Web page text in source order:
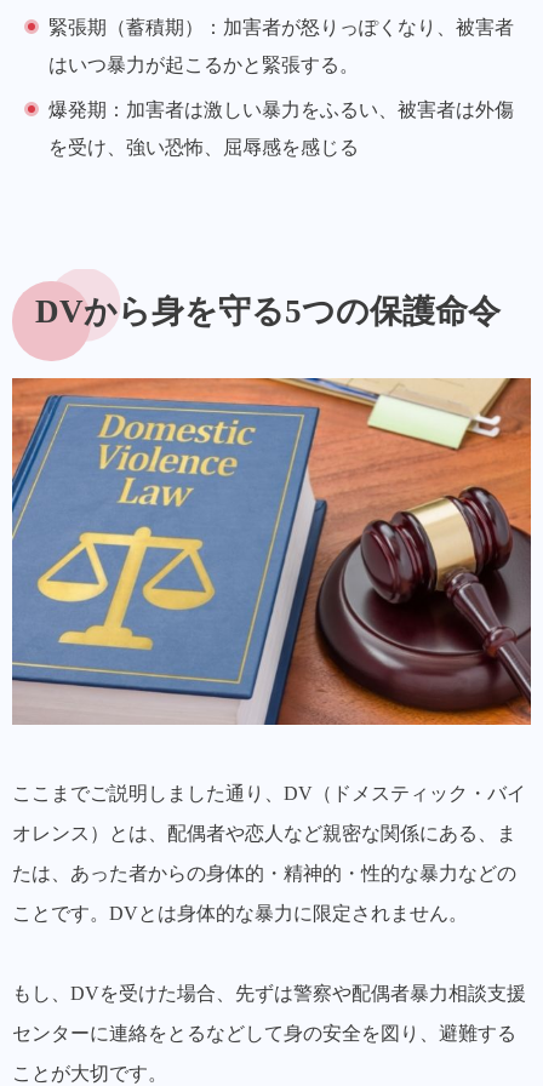
緊張期（蓄積期）
：加害者が怒りっぽくなり、被害者
はいつ暴力が起こるかと緊張する。
爆発期 ：加害者は激しい暴力をふるい、被害者は外傷
を受け、強い恐怖、屈辱感を感じる
DVから身を守る5つの保護命令
ここまでご説明しました通り、DV（ドメスティック・バイ
オレンス）とは、配偶者や恋人など親密な関係にある、ま
たは、あった者からの身体的・精神的・性的な暴力などの
ことです。DVとは身体的な暴力に限定されません。
もし、DVを受けた場合、先ずは警察や配偶者暴力相談支援
センターに連絡をとるなどして身の安全を図り、避難する
ことが大切です。